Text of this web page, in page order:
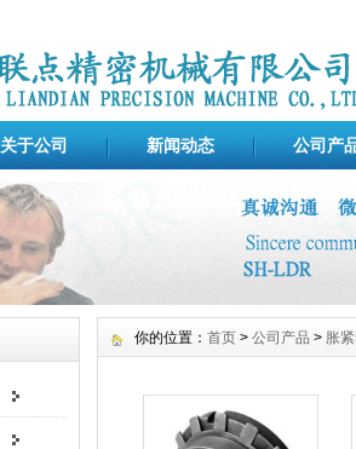
关于公司 新闻动态 公司产
你的位置： 首页 > 公司产品 > 胀